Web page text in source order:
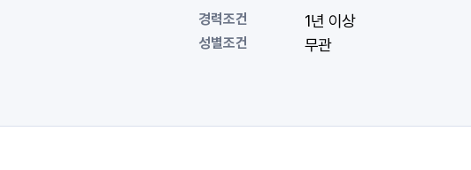
경력조건 1년 이상
성별조건 무관